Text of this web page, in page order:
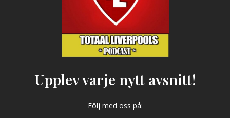
Upplev varje nytt avsnitt!
Följ med oss på: